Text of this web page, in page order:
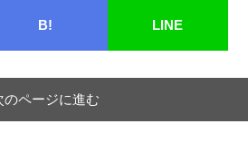
B! LINE
のページに進む